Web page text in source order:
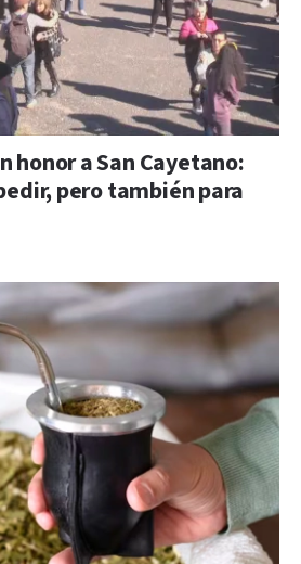
honor a San Cayetano:
pero también para